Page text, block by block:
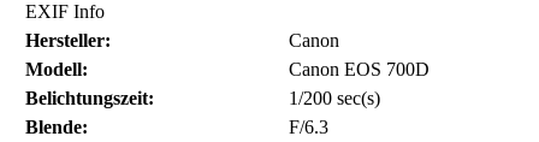
EXIF Info
Hersteller:
Canon
Modell:
Canon EOS 700D
Belichtungszeit:
1/200 sec(s)
Blende:
F/6.3